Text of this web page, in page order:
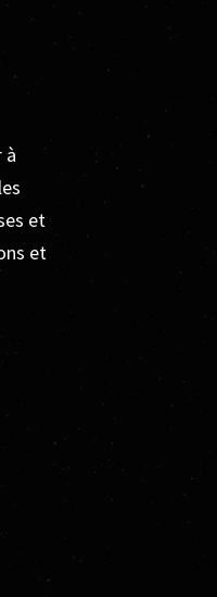
à
et
et